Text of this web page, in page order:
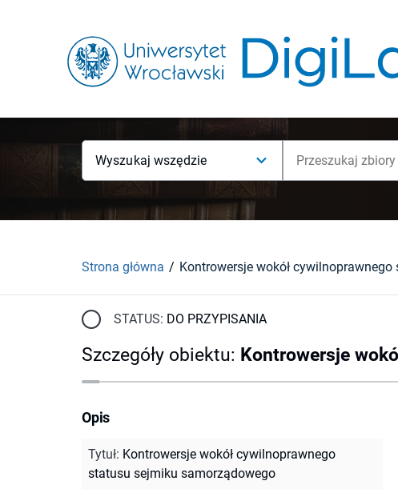
Wyszukaj wszędzie
Strona główna
STATUS: DO PRZYPISANIA
Szczegóły obiektu: Kontrowersje
Opis
Tytuł: Kontrowersje wokół cywilnoprawnego
statusu sejmiku samorządowego